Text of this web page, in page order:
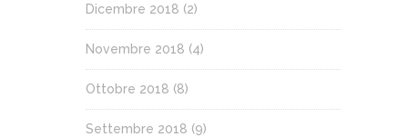
Dicembre 2018 (2)
Novembre 2018 (4)
Ottobre 2018 (8)
Settembre 2018 (9)